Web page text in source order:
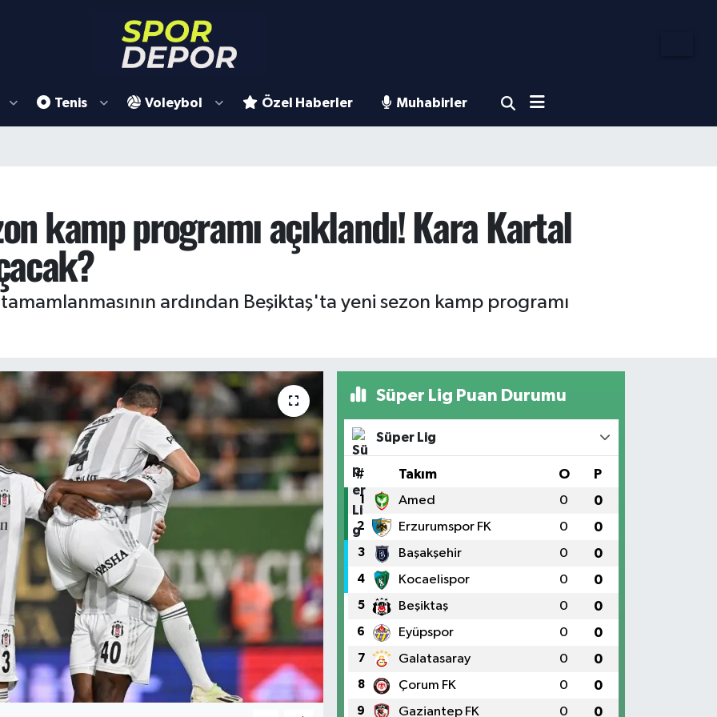
Tenis Voleybol Özel Haberler Muhabirler
kamp programı açıklandı! Kara Kartal
ardından Beşiktaş'ta yeni sezon kamp programı
Süper Lig Puan Durumu
Süper Lig
# Takım O P
1 Amed 0 0
2 Erzurumspor FK 0 0
3 Başakşehir 0 0
4 Kocaelispor 0 0
5 Beşiktaş 0 0
6 Eyüpspor 0 0
7 Galatasaray 0 0
8 Çorum FK 0 0
9 Gaziantep FK 0 0